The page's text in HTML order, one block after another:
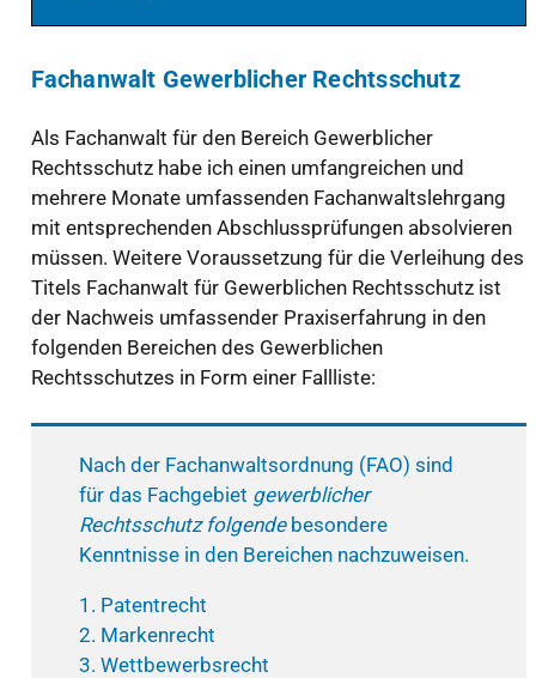
Fachanwalt Gewerblicher Rechtsschutz
Als Fachanwalt für den Bereich Gewerblicher
Rechtsschutz habe ich einen umfangreichen und
mehrere Monate umfassenden Fachanwaltslehrgang
mit entsprechenden Abschlussprüfungen absolvieren
müssen. Weitere Voraussetzung für die Verleihung des
Titels Fachanwalt für Gewerblichen Rechtsschutz ist
der Nachweis umfassender Praxiserfahrung in den
folgenden Bereichen des Gewerblichen
Rechtsschutzes in Form einer Fallliste:
Nach der Fachanwaltsordnung (FAO) sind
für das Fachgebiet gewerblicher
Rechtsschutz folgende besondere
Kenntnisse in den Bereichen nachzuweisen.
1. Patentrecht
2. Markenrecht
3. Wettbewerbsrecht